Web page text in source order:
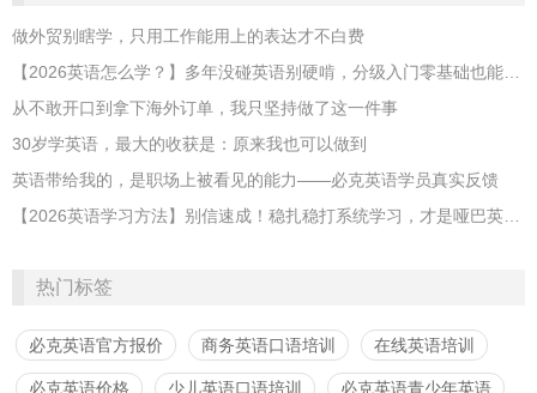
做外贸别瞎学，只用工作能用上的表达才不白费
【2026英语怎么学？】多年没碰英语别硬啃，分级入门零基础也能跟上
从不敢开口到拿下海外订单，我只坚持做了这一件事
30岁学英语，最大的收获是：原来我也可以做到
英语带给我的，是职场上被看见的能力——必克英语学员真实反馈
【2026英语学习方法】别信速成！稳扎稳打系统学习，才是哑巴英语解药
热门标签
必克英语官方报价 商务英语口语培训 在线英语培训
必克英语价格 少儿英语口语培训 必克英语青少年英语